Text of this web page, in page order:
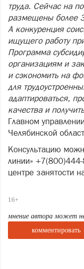
труда. Сейчас на
размещены более
А конкуренция
ищущего работу
Программа
организациям и
и сэкономить на
для
адаптироваться,
качества и
Главном
Челябинской
Консультацию
линии»
центре занятости
16+
мнение автора может
комментировать